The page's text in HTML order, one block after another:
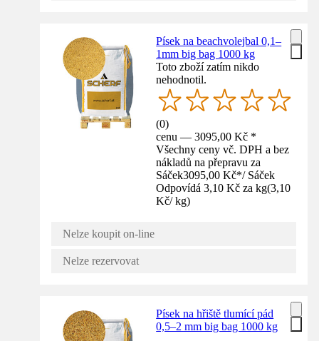
Písek na beachvolejbal 0,1–
1mm big bag 1000 kg
Toto zboží zatím nikdo
nehodnotil.
(0)
cenu — 3095,00 Kč *
Všechny ceny vč. DPH a bez
nákladů na přepravu za
Sáček3095,00 Kč*/ Sáček
Odpovídá 3,10 Kč za kg(3,10
Kč/ kg)
Nelze koupit on-line
Nelze rezervovat
Písek na hřiště tlumící pád
0,5–2 mm big bag 1000 kg